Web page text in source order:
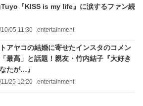
『KISS is my life』に涙するファン続
05 11:30 entertainment
アヤコの結婚に寄せたインスタのコメン
「最高」と話題！親友・竹内結子『大好き
たが…』
25 12:20 entertainment